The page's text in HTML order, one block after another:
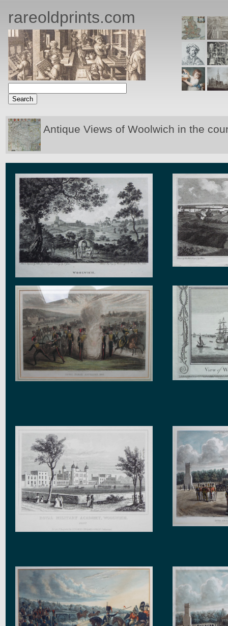
rareoldprints.com
Antique Views of Woolwich in the